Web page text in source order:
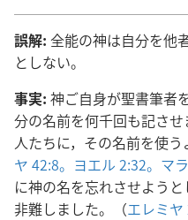
誤解: 全能の神は自分を他
としない。
事実: 神ご自身が聖書筆者
分の名前を何千回も記さ
人たちに，その名前を使
ヤ 42:8。 ヨエル 2:32。 マ
に神の名を忘れさせよう
非難しました。（エレミヤ